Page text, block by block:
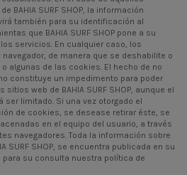
BAHIA SURF SHOP, la información
también para su identificación al
que BAHIA SURF SHOP pone a su
servicios. En cualquier caso, los
de manera que se deshabilite o
algunas de las cookies. El hecho de no
constituye un impedimento para poder
web de BAHIA SURF SHOP, aunque el
ser limitado. Si una vez otorgado el
de cookies, se desease retirar éste, se
en el equipo del usuario, a través
navegadores. Toda la información sobre
SURF SHOP, se encuentra publicada en su
su consulta nuestra política de